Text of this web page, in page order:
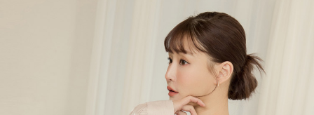
2.付款方式選擇「大哥付你分期」，訂單成立後會自動跳轉到大哥付的交易
流程，驗證手機門號後，選擇欲分期的期數、繳款截止日，確認付款後即完
3.實際核准額度、可分期數及費用金額請依後續交易確認頁面所載為準。
4.訂單成立30分鐘內，如未前往確認交易或遇審核未通過，訂單將自動取
消。如遇「轉專審核」未通過狀況，表示未達大哥付你分期系統評分，恕無
AFTEE先享後付是「在收到商品之後才付款」的支付方式。 讓您購物簡單
１．簡單：不需註冊會員、不需綁卡、不需儲值。
２．便利：只要手機號碼，簡訊認證，即可結帳。
３．安心：先確認商品／服務後，再付款。